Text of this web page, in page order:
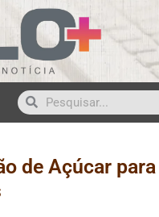
de Açúcar para